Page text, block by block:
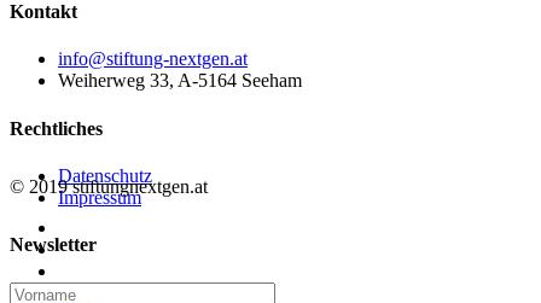
Kontakt
info@stiftung-nextgen.at
Weiherweg 33, A-5164 Seeham
Rechtliches
Datenschutz
Impressum
Newsletter
© 2019 stiftungnextgen.at
linkedin